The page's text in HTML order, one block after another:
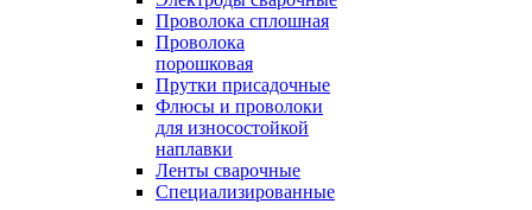
Проволока сплошная
Проволока
порошковая
Прутки присадочные
Флюсы и проволоки
для износостойкой
наплавки
Ленты сварочные
Специализированные